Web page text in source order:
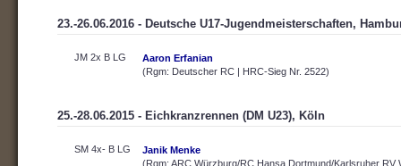
23.-26.06.2016 - Deutsche U17-Jugendmeisterschaften,
JM 2x B LG
Aaron Erfanian
(Rgm: Deutscher RC | HRC-Sieg Nr. 2522)
25.-28.06.2015 - Eichkranzrennen (DM U23), Köln
SM 4x- B LG
Janik Menke
(Rgm: ARC Würzburg/RC Hansa Dortmund/Karlsruher RV